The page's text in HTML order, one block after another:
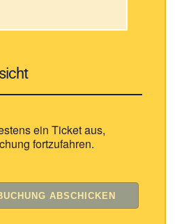
ein Ticket aus,
fortzufahren.